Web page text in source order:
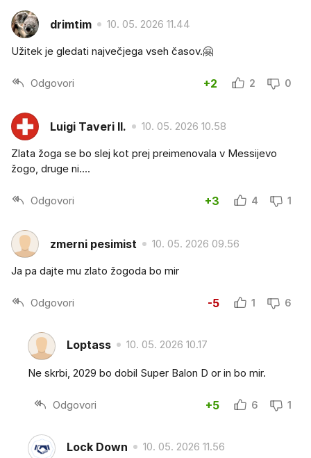
drimtim 10. 05. 2026 11.44
Užitek je gledati največjega vseh časov.🤗
Odgovori +2 2 0
Luigi Taveri II. 10. 05. 2026 10.58
Zlata žoga se bo slej kot prej preimenovala v Messijevo
žogo, druge ni....
Odgovori +3 4 1
zmerni pesimist 10. 05. 2026 09.56
Ja pa dajte mu zlato žogoda bo mir
Odgovori -5 1 6
Loptass 10. 05. 2026 10.17
Ne skrbi, 2029 bo dobil Super Balon D or in bo mir.
Odgovori +5 6 1
Lock Down 10. 05. 2026 11.56